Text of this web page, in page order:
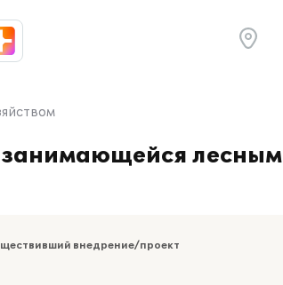
лесным
внедрение/проект